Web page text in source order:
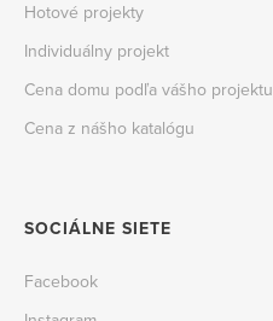
Hotové projekty
Individuálny projekt
Cena domu podľa vášho projektu
Cena z nášho katalógu
SOCIÁLNE SIETE
Facebook